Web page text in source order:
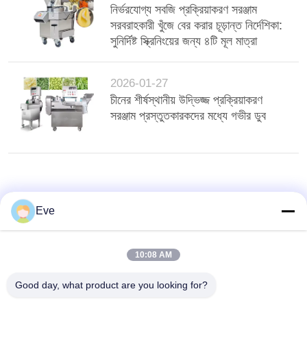
নির্ভরযোগ্য সবজি প্রক্রিয়াকরণ সরঞ্জাম
সরবরাহকারী খুঁজে বের করার চূড়ান্ত নির্দেশিকা:
সুনির্দিষ্ট স্ক্রিনিংয়ের জন্য ৪টি মূল মাত্রা
2026-01-27
চীনের শীর্ষস্থানীয় উদ্ভিজ্জ প্রক্রিয়াকরণ
সরঞ্জাম প্রস্তুতকারকদের মধ্যে গভীর ডুব
Eve
10:08 AM
Good day, what product are you looking for?